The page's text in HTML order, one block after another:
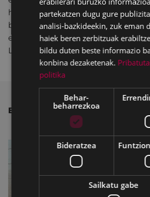
handik dagozkien curriculumak
bidal diezazkioten baloratzeko.
eskaintza hauen berri izan nahi
Lanbideren bulegoetara jo behar
BESTE ALBISTE BATZUK
partekatzen dugu gure
analisi-bazkideekin, zuk eman
haiek beren zerbitzuak
bildu duten beste informazio
konbina dezaketenak.
politika
Behar-
beharrezkoa
Bideratzea
Sailkatu gabe